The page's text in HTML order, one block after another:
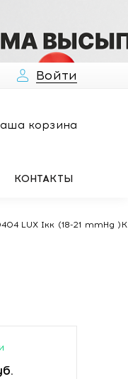
Войти
корзина
КОНТАКТЫ
LUX Iкк (18-21 mmHg